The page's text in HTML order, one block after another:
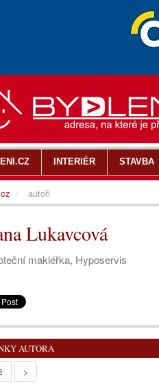
Lukavcová
makléřka, Hyposervis
AUTORA
>
INTERIÉR STAVBA
autoři